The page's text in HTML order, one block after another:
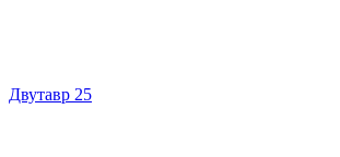
Двутавр 25